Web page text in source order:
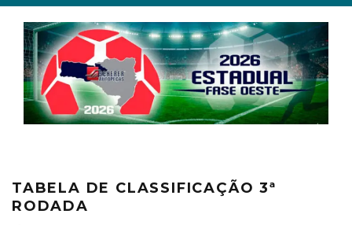
TABELA DE CLASSIFICAÇÃO 3ª
RODADA